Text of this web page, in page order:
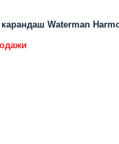
Waterman